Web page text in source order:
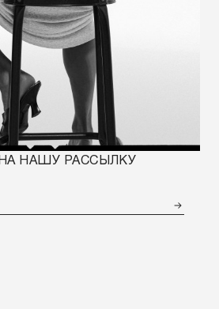
НАШУ РАССЫЛКУ